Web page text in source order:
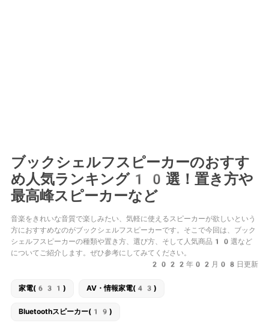
ブックシェルフスピーカーのおすす
め人気ランキング10選！置き方や
最高峰スピーカーなど
音楽をきれいな音質で楽しみたい、気軽に使えるスピーカーが欲しいという
方におすすめなのがブックシェルフスピーカーです。そこで今回は、ブック
シェルフスピーカーの種類や置き方、選び方、そして人気商品10選など
についてご紹介します。ぜひ参考にしてみてください。
2022年02月08日更新
家電(631) AV・情報家電(43)
Bluetoothスピーカー(19)